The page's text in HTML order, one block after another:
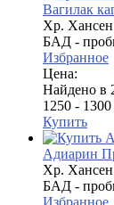
Вагилак
Хр.
БАД -
Избранное
Цена:
Найдено в
1250 - 1300
Купить
Адиарин
Хр.
БАД -
Избранное